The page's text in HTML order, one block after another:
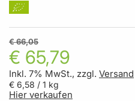
€ 65,79
€ 66,05
Inkl. 7% MwSt., zzgl. Versand
€ 6,58 / 1 kg
Hier verkaufen